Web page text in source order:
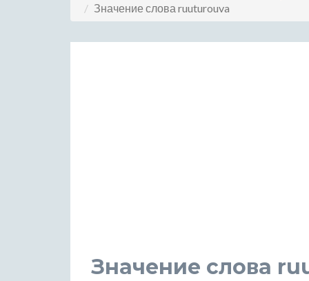
Значение слова ruuturouva
Значение слова